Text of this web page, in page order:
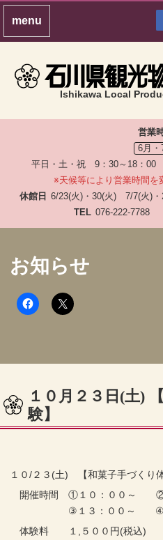
Ishikawa Local
営業
6月・
平日・土・祝 9：30～18
※天候等により営業時間を
休館日 6/23(火)・30(火) 7/7(火)・
TEL 076-222-7788
お知らせ
１０月２３日(土)
験】
１０/２３(土) 【和菓子手づくり体
開催時間 ①１０：００～ ②
③１３：００～ ④１４
体験料 １,５００円(税込)